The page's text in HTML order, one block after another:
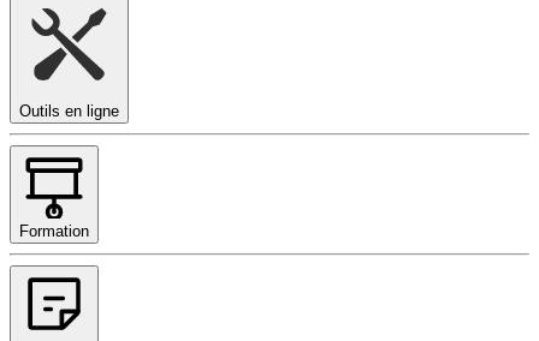
Outils en ligne
Formation